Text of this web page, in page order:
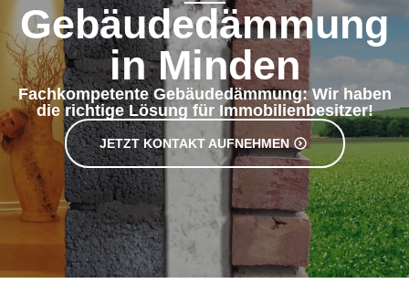
Gebäudedämmung
in Minden
Fachkompetente Gebäudedämmung: Wir haben
die richtige Lösung für Immobilienbesitzer!
JETZT KONTAKT AUFNEHMEN